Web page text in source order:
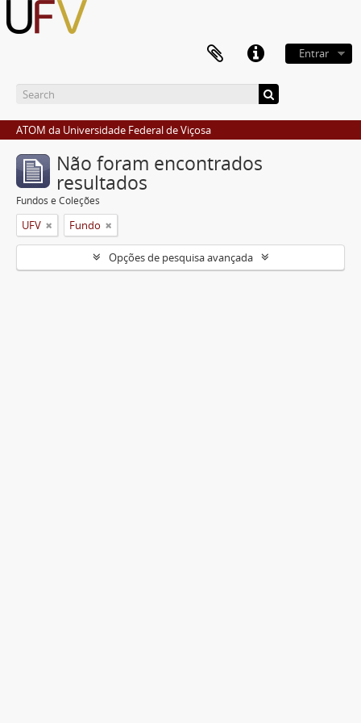
Entrar
ATOM da Universidade Federal de Viçosa
Não foram encontrados
resultados
Fundos e Coleções
UFV Fundo
Opções de pesquisa avançada